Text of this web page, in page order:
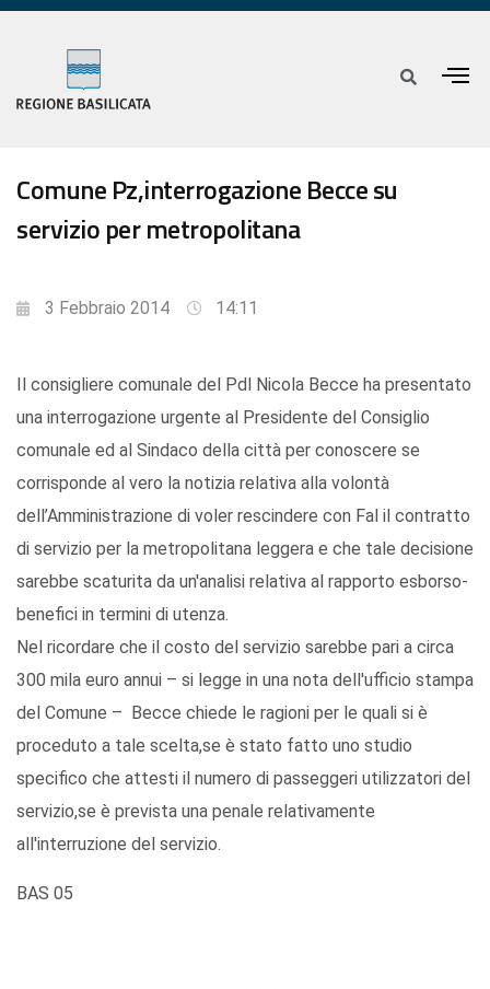
Comune Pz,interrogazione Becce su
servizio per metropolitana
3 Febbraio 2014 14:11
Il consigliere comunale del Pdl Nicola Becce ha presentato
una interrogazione urgente al Presidente del Consiglio
comunale ed al Sindaco della città per conoscere se
corrisponde al vero la notizia relativa alla volontà
dell’Amministrazione di voler rescindere con Fal il contratto
di servizio per la metropolitana leggera e che tale decisione
sarebbe scaturita da un'analisi relativa al rapporto esborso-
benefici in termini di utenza.
Nel ricordare che il costo del servizio sarebbe pari a circa
300 mila euro annui – si legge in una nota dell'ufficio stampa
del Comune – Becce chiede le ragioni per le quali si è
proceduto a tale scelta,se è stato fatto uno studio
specifico che attesti il numero di passeggeri utilizzatori del
servizio,se è prevista una penale relativamente
all'interruzione del servizio.
BAS 05